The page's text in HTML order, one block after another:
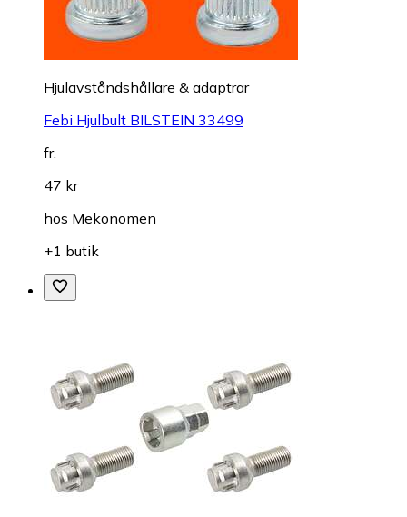
Hjulavståndshållare & adaptrar
Febi Hjulbult BILSTEIN 33499
fr.
47 kr
hos Mekonomen
+1 butik